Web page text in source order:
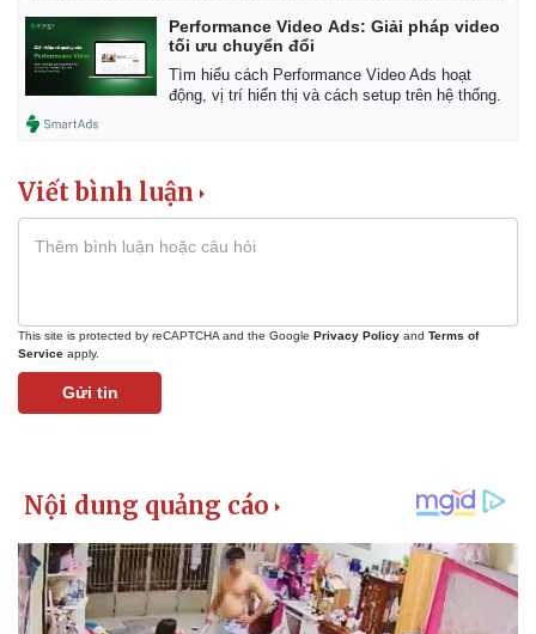
Pháp luật
Vụ án
Tin nóng
Quân sự - Quốc phòng
Vũ khí
Việt Nam
Performance Video Ads: Giải pháp video
tối ưu chuyển đổi
Tìm hiểu cách Performance Video Ads hoạt
động, vị trí hiển thị và cách setup trên hệ thống.
Viết bình luận
This site is protected by reCAPTCHA and the Google Privacy Policy and Terms of
Service apply.
Gửi tin